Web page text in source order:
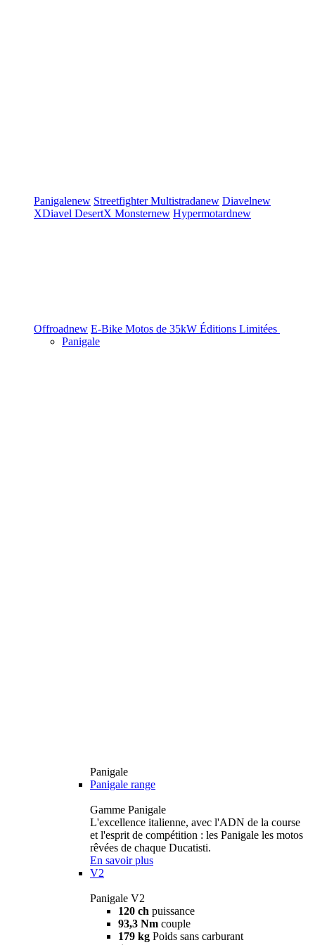
Panigalenew StreetfighterMultistradanew Diavelnew
XDiavel DesertX Monsternew Hypermotardnew
Offroadnew E-Bike Motos de 35kW Éditions Limitées
Panigale
Panigale
Panigale range
Gamme Panigale
L'excellence italienne, avec l'ADN de la course
et l'esprit de compétition : les Panigale les motos
rêvées de chaque Ducatisti.
En savoir plus
V2
Panigale V2
120 ch puissance
93,3 Nm couple
179 kg Poids sans carburant